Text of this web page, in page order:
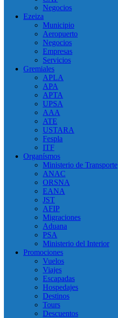
Negocios
Ezeiza
Municipio
Aeropuerto
Negocios
Empresas
Servicios
Gremiales
APLA
APA
APTA
UPSA
AAA
ATE
USTARA
Fespla
ITF
Organísmos
Ministerio de Transporte
ANAC
ORSNA
EANA
JST
AFIP
Migraciones
Aduana
PSA
Ministerio del Interior
Promociones
Vuelos
Viajes
Escapadas
Hospedajes
Destinos
Tours
Descuentos